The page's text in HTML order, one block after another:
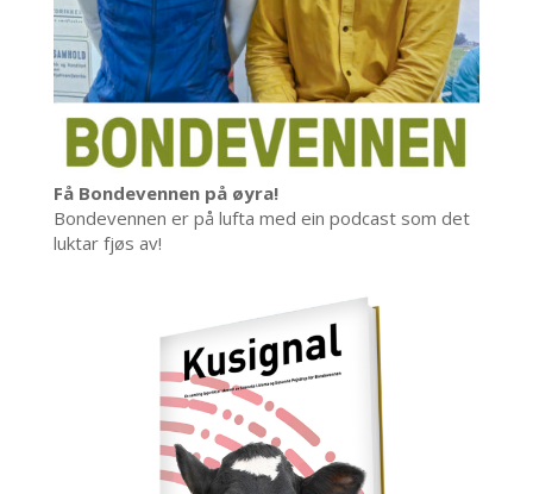
Få Bondevennen på øyra!
Bondevennen er på lufta med ein podcast som det
luktar fjøs av!